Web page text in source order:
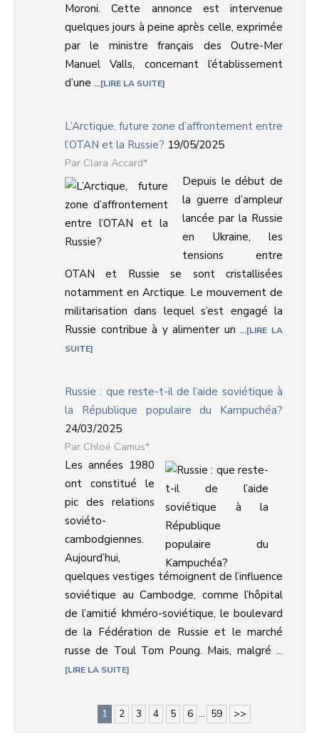
Moroni. Cette annonce est intervenue
quelques jours à peine après celle, exprimée
par le ministre français des Outre-Mer
Manuel Valls, concernant l’établissement
d’une ... LIRE LA SUITE
L’Arctique, future zone d’affrontement entre
l’OTAN et la Russie? 19/05/2025
Clara Accard*
Depuis le début de
la guerre d’ampleur
lancée par la Russie
en Ukraine, les
tensions entre
OTAN et Russie se sont cristallisées
notamment en Arctique. Le mouvement de
militarisation dans lequel s’est engagé la
Russie contribue à y alimenter un ... LIRE LA
SUITE
Russie : que reste-t-il de l’aide soviétique à
la République populaire du Kampuchéa?
24/03/2025
Chloé Camus*
Les années 1980
ont constitué le
pic des relations
soviéto-
cambodgiennes.
Aujourd’hui,
quelques vestiges témoignent de l’influence
soviétique au Cambodge, comme l’hôpital
de l’amitié khméro-soviétique, le boulevard
de la Fédération de Russie et le marché
russe de Toul Tom Poung. Mais, malgré ...
LIRE LA SUITE
1 2 3 4 5 6 ... 59 >>